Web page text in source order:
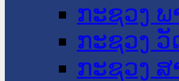
ກະຊວງ ພ
ກະຊວງ
ກະຊວງ